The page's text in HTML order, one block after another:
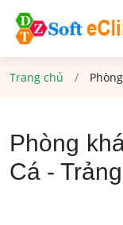
Trang chủ
Phòng
Cá -